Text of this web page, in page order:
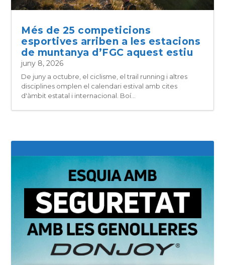
Més de 25 competicions
esportives arriben a les estacions
de muntanya d’FGC aquest estiu
juny 8, 2026
De juny a octubre, el ciclisme, el trail running i altres
disciplines omplen el calendari estival amb cites
d'àmbit estatal i internacional. Boí...